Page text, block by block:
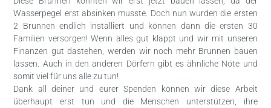
Wasserpegel erst absinken musste. Doch nun wurden die ersten
2 Brunnen endlich installiert und können dann die ersten 30
Familien versorgen! Wenn alles gut klappt und wir mit unseren
Finanzen gut dastehen, werden wir noch mehr Brunnen bauen
lassen. Auch in den anderen Dörfern gibt es ähnliche Nöte und
somit viel für uns alle zu tun!
Dank all deiner und eurer Spenden können wir diese Arbeit
überhaupt erst tun und die Menschen unterstützen, ihre